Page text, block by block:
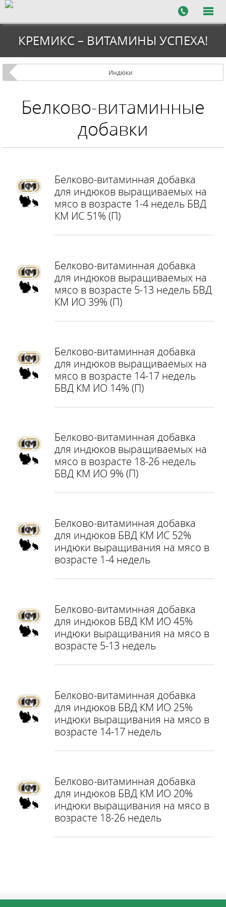
КРЕМИКС – ВИТАМИНЫ УСПЕХА!
Индюки
Белково-витаминные
добавки
Белково-витаминная добавка
для индюков выращиваемых на
мясо в возрасте 1-4 недель БВД
КМ ИС 51% (П)
Белково-витаминная добавка
для индюков выращиваемых на
мясо в возрасте 5-13 недель БВД
КМ ИО 39% (П)
Белково-витаминная добавка
для индюков выращиваемых на
мясо в возрасте 14-17 недель
БВД КМ ИО 14% (П)
Белково-витаминная добавка
для индюков выращиваемых на
мясо в возрасте 18-26 недель
БВД КМ ИО 9% (П)
Белково-витаминная добавка
для индюков БВД КМ ИС 52%
индюки выращивания на мясо в
возрасте 1-4 недель
Белково-витаминная добавка
для индюков БВД КМ ИО 45%
индюки выращивания на мясо в
возрасте 5-13 недель
Белково-витаминная добавка
для индюков БВД КМ ИО 25%
индюки выращивания на мясо в
возрасте 14-17 недель
Белково-витаминная добавка
для индюков БВД КМ ИО 20%
индюки выращивания на мясо в
возрасте 18-26 недель